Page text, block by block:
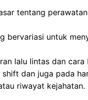
tentang
bervariasi untuk
lalu lintas dan cara
dan juga pada
riwayat kejahatan.